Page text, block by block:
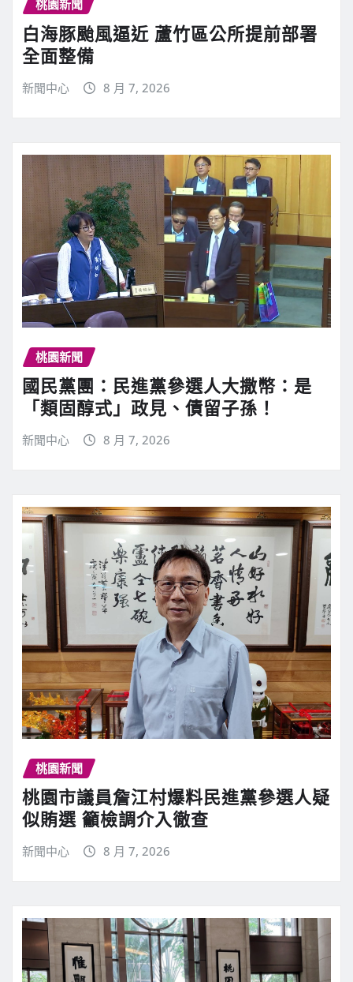
桃園新聞
白海豚颱風逼近 蘆竹區公所提前部署
全面整備
新聞中心 8 月 7, 2026
桃園新聞
國民黨團：民進黨參選人大撒幣：是
「類固醇式」政見、債留子孫！
新聞中心 8 月 7, 2026
桃園新聞
桃園市議員詹江村爆料民進黨參選人疑
似賄選 籲檢調介入徹查
新聞中心 8 月 7, 2026